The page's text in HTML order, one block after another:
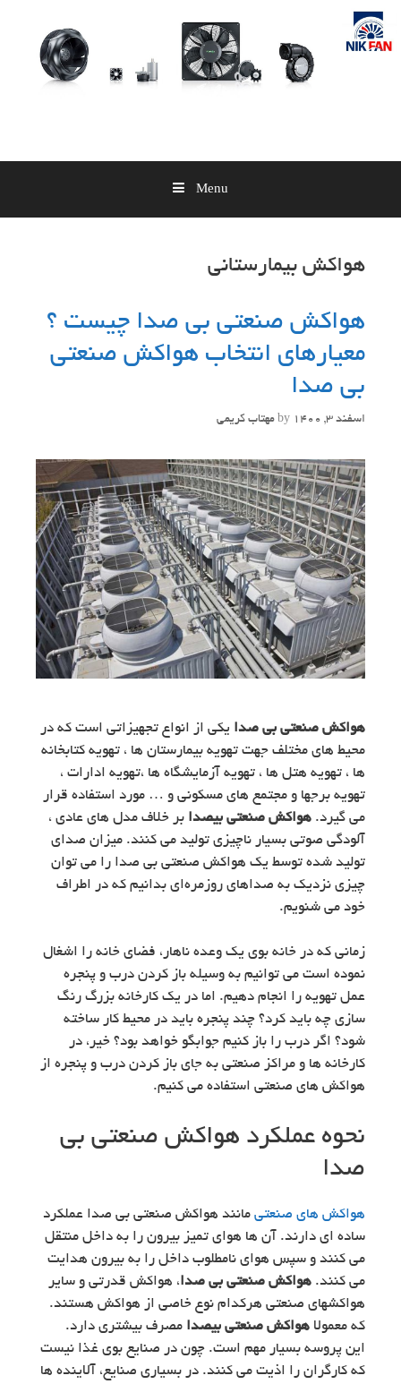
Skip
content
Menu
هواکش بیمارستانی
هواکش صنعتی بی صدا چیست ؟
معیارهای انتخاب هواکش صنعتی
بی صدا
اسفند 3, 1400 by مهتاب کریمی
هواکش صنعتی بی صدا یکی از انواع تجهیزاتی است که در
محیط های مختلف جهت تهویه بیمارستان ها ، تهویه کتابخانه
ها ، تهویه هتل ها ، تهویه آزمایشگاه ها ،تهویه ادارات ،
تهویه برجها و مجتمع های مسکونی و … مورد استفاده قرار
می گیرد. هواکش صنعتی بیصدا بر خلاف مدل های عادی ،
آلودگی صوتی بسیار ناچیزی تولید می کنند. میزان صدای
تولید شده توسط یک هواکش صنعتی بی صدا را می توان
چیزی نزدیک به صداهای روزمره‌ای بدانیم که در اطراف
خود می شنویم.
زمانی که در خانه بوی یک وعده ناهار، فضای خانه را اشغال
نموده است می توانیم به وسیله باز کردن درب و پنجره
عمل تهویه را انجام دهیم. اما در یک کارخانه بزرگ رنگ
سازی چه باید کرد؟ چند پنجره باید در محیط کار ساخته
شود؟ اگر درب را باز کنیم جوابگو خواهد بود؟ خیر، در
کارخانه ها و مراکز صنعتی به جای باز کردن درب و پنجره از
هواکش های صنعتی استفاده می کنیم.
نحوه عملکرد هواکش صنعتی بی
صدا
هواکش های صنعتی مانند هواکش صنعتی بی صدا عملکرد
ساده ای دارند. آن ها هوای تمیز بیرون را به داخل منتقل
می کنند و سپس هوای نامطلوب داخل را به بیرون هدایت
می کنند. هواکش صنعتی بی صدا، هواکش قدرتی و سایر
هواکشهای صنعتی هرکدام نوع خاصی از هواکش هستند.
که معمولا هواکش صنعتی بیصدا مصرف بیشتری دارد.
این پروسه بسیار مهم است. چون در صنایع بوی غذا نیست
که کارگران را اذیت می کنند. در بسیاری صنایع، آلاینده ها